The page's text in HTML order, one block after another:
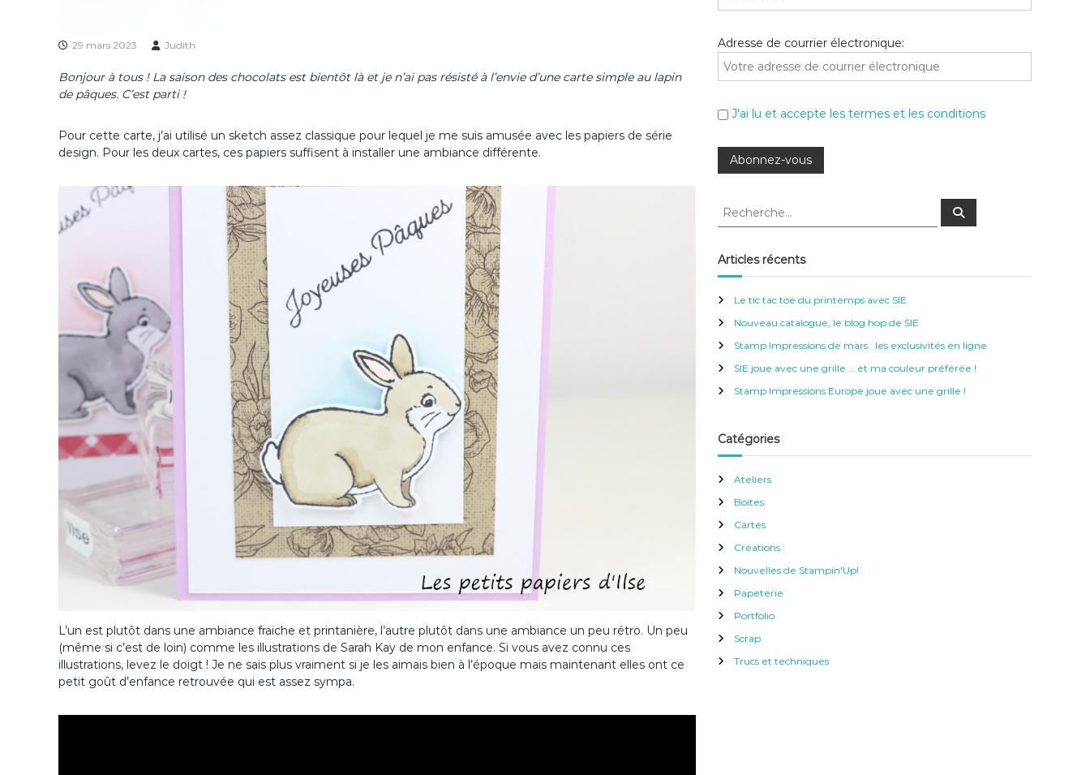
29 mars 2023 Judith
Bonjour à tous ! La saison des chocolats est bientôt là et je n’ai pas résisté à l’envie d’une carte simple au lapin
de pâques. C’est parti !
Pour cette carte, j’ai utilisé un sketch assez classique pour lequel je me suis amusée avec les papiers de série
design. Pour les deux cartes, ces papiers suffisent à installer une ambiance différente.
L’un est plutôt dans une ambiance fraiche et printanière, l’autre plutôt dans une ambiance un peu rétro. Un peu
(même si c’est de loin) comme les illustrations de Sarah Kay de mon enfance. Si vous avez connu ces
illustrations, levez le doigt ! Je ne sais plus vraiment si je les aimais bien à l’époque mais maintenant elles ont ce
petit goût d’enfance retrouvée qui est assez sympa.
Adresse de courrier électronique:
J'ai lu et accepte les termes et les conditions
R
h
e
c
h
e
:
R
c
Articles récents
Le tic tac toe du printemps avec SIE
Nouveau catalogue, le blog hop de SIE
Stamp Impressions de mars : les exclusivités en ligne
SIE joue avec une grille … et ma couleur préférée !
Stamp Impressions Europe joue avec une grille !
Catégories
Ateliers
Boites
Cartes
Créations
Nouvelles de Stampin'Up!
Papeterie
Portfolio
Scrap
Trucs et techniques